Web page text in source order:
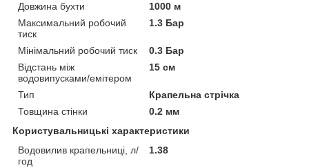
Довжина бухти
1000 м
Максимальний робочий
тиск
1.3 Бар
Мінімальний робочий тиск
0.3 Бар
Відстань між
водовипусками/емітером
15 см
Тип
Крапельна стрічка
Товщина стінки
0.2 мм
Користувальницькі характеристики
Водовилив крапельниці, л/
год
1.38